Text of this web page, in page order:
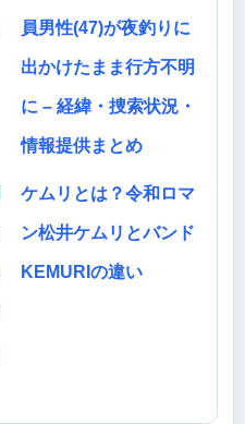
員男性(47)が夜釣りに
出かけたまま行方不明
に – 経緯・捜索状況・
情報提供まとめ
ケムリとは？令和ロマ
ン松井ケムリとバンド
KEMURIの違い